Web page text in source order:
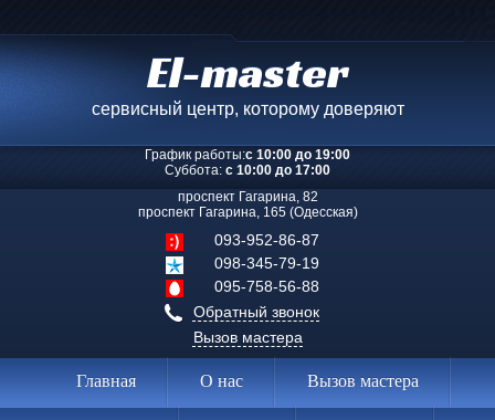
El-master
сервисный центр, которому доверяют
График работы:с 10:00 до 19:00
Суббота: с 10:00 до 17:00
проспект Гагарина, 82
проспект Гагарина, 165 (Одесская)
093-952-86-87
098-345-79-19
095-758-56-88
Обратный звонок
Вызов мастера
Главная О нас Вызов мастера